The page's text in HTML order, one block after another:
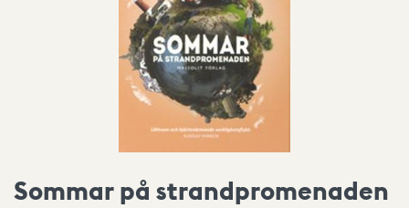
Sommar på strandpromenaden